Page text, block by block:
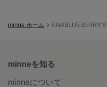
minne ホーム
minneを知る
minneについて